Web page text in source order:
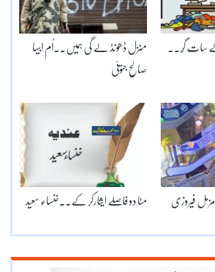
منزل ڈھونڈ لے گی ہمیں۔۔اُم ابیہا
صالح جتوئی
سات گُر۔۔
مٹا دو فاصلے ایثارکر کے۔۔خنساء سعید مزمل فیروزی